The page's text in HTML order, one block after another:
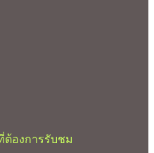
องการรับชม